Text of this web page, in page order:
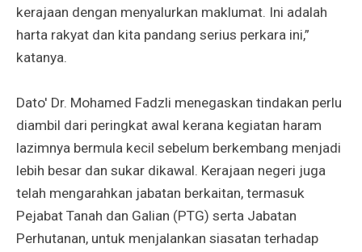
kerajaan dengan menyalurkan maklumat. Ini adalah
harta rakyat dan kita pandang serius perkara ini,”
katanya.
Dato' Dr. Mohamed Fadzli menegaskan tindakan perlu
diambil dari peringkat awal kerana kegiatan haram
lazimnya bermula kecil sebelum berkembang menjadi
lebih besar dan sukar dikawal. Kerajaan negeri juga
telah mengarahkan jabatan berkaitan, termasuk
Pejabat Tanah dan Galian (PTG) serta Jabatan
Perhutanan, untuk menjalankan siasatan terhadap